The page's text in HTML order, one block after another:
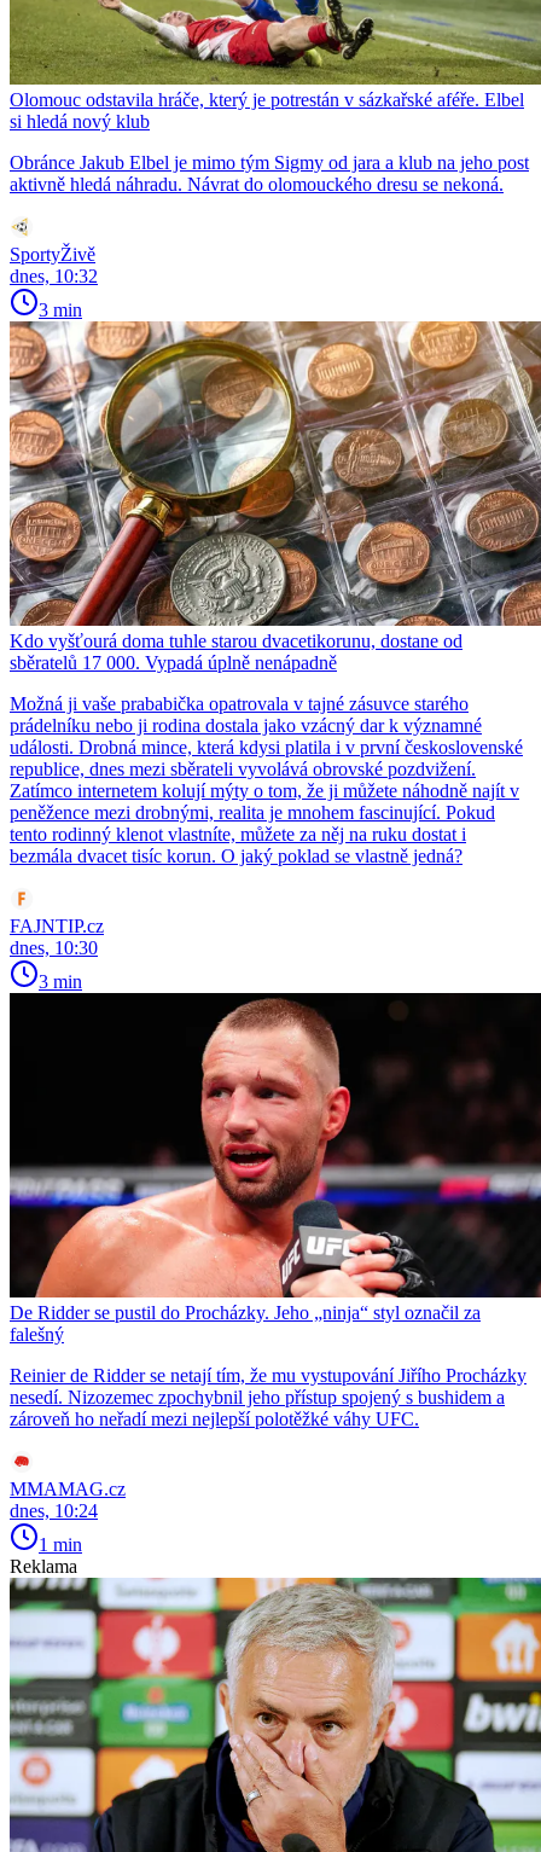
Olomouc odstavila hráče, který je potrestán v sázkařské aféře. Elbel
si hledá nový klub
Obránce Jakub Elbel je mimo tým Sigmy od jara a klub na jeho post
aktivně hledá náhradu. Návrat do olomouckého dresu se nekoná.
SportyŽivě
dnes, 10:32
3 min
Kdo vyšťourá doma tuhle starou dvacetikorunu, dostane od
sběratelů 17 000. Vypadá úplně nenápadně
Možná ji vaše prababička opatrovala v tajné zásuvce starého
prádelníku nebo ji rodina dostala jako vzácný dar k významné
události. Drobná mince, která kdysi platila i v první československé
republice, dnes mezi sběrateli vyvolává obrovské pozdvižení.
Zatímco internetem kolují mýty o tom, že ji můžete náhodně najít v
peněžence mezi drobnými, realita je mnohem fascinující. Pokud
tento rodinný klenot vlastníte, můžete za něj na ruku dostat i
bezmála dvacet tisíc korun. O jaký poklad se vlastně jedná?
FAJNTIP.cz
dnes, 10:30
3 min
De Ridder se pustil do Procházky. Jeho „ninja“ styl označil za
falešný
Reinier de Ridder se netají tím, že mu vystupování Jiřího Procházky
nesedí. Nizozemec zpochybnil jeho přístup spojený s bushidem a
zároveň ho neřadí mezi nejlepší polotěžké váhy UFC.
MMAMAG.cz
dnes, 10:24
1 min
Reklama